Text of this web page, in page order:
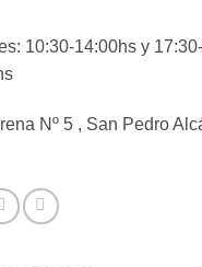
10:30-14:00hs y
Nº 5 , San Pedro